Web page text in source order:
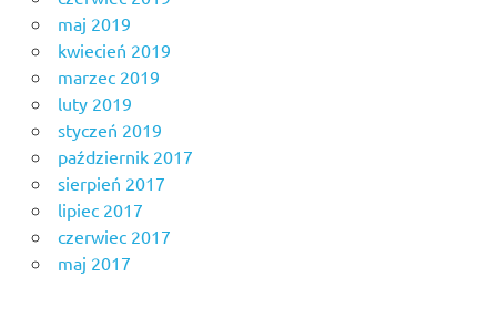
maj 2019
kwiecień 2019
marzec 2019
luty 2019
styczeń 2019
październik 2017
sierpień 2017
lipiec 2017
czerwiec 2017
maj 2017